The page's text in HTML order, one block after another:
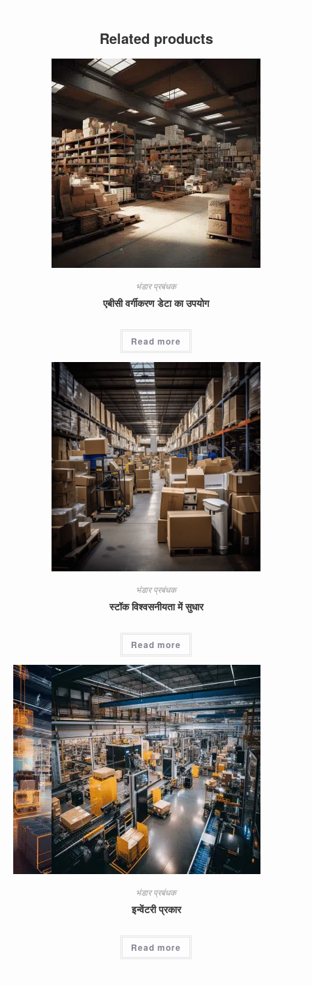
Related products
भंडार प्रबंधक
एबीसी वर्गीकरण डेटा का उपयोग
Read more
भंडार प्रबंधक
स्टॉक विश्वसनीयता में सुधार
Read more
भंडार प्रबंधक
इन्वेंटरी प्रकार
Read more